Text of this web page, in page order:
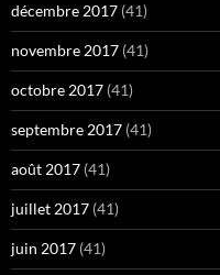
décembre 2017 (41)
novembre 2017 (41)
octobre 2017 (41)
septembre 2017 (41)
août 2017 (41)
juillet 2017 (41)
juin 2017 (41)